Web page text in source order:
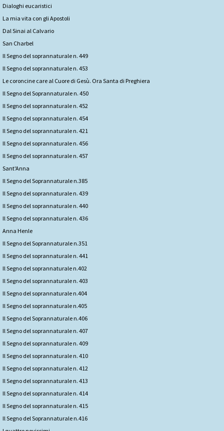
Dialoghi eucaristici
La mia vita con gli Apostoli
Dal Sinai al Calvario
San Charbel
Il Segno del soprannaturale n. 449
Il Segno del soprannaturale n. 453
Le coroncine care al Cuore di Gesù. Ora Santa di Preghiera
Il Segno del Soprannaturale n. 450
Il Segno del soprannaturale n. 452
Il Segno del soprannaturale n. 454
Il Segno del soprannaturale n. 421
Il Segno del soprannaturale n. 456
Il Segno del soprannaturale n. 457
Sant'Anna
Il Segno del Soprannaturale n.385
Il Segno del soprannaturale n. 439
Il Segno del soprannaturale n. 440
Il Segno del soprannaturale n. 436
Anna Henle
Il Segno del Soprannaturale n.351
Il Segno del soprannaturale n. 441
Il Segno del soprannaturale n.402
Il Segno del soprannaturale n. 403
Il Segno del soprannaturale n.404
Il Segno del soprannaturale n.405
Il Segno del Soprannaturale n.406
Il Segno del soprannaturale n. 407
Il Segno del soprannaturale n. 409
Il Segno del soprannaturale n. 410
Il Segno del soprannaturale n. 412
Il Segno del soprannaturale n. 413
Il Segno del soprannaturale n. 414
Il Segno del soprannaturale n. 415
Il Segno del Soprannaturale n.416